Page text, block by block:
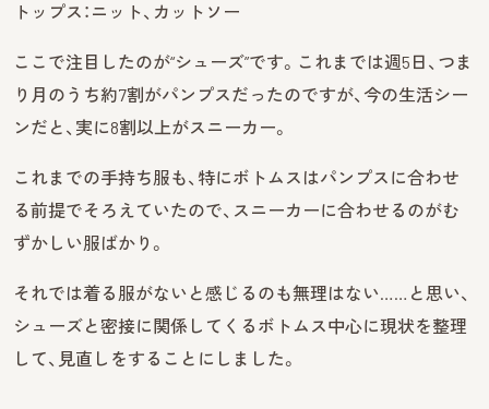
トップス：ニット、カットソー
ここで注目したのが“シューズ”です。これまでは週5日、つま
り月のうち約7割がパンプスだったのですが、今の生活シー
ンだと、実に8割以上がスニーカー。
これまでの手持ち服も、特にボトムスはパンプスに合わせ
る前提でそろえていたので、スニーカーに合わせるのがむ
ずかしい服ばかり。
それでは着る服がないと感じるのも無理はない……と思い、
シューズと密接に関係してくるボトムス中心に現状を整理
して、見直しをすることにしました。